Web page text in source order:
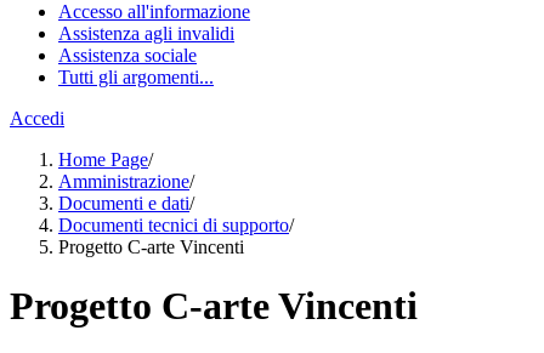
Accesso all'informazione
Assistenza agli invalidi
Assistenza sociale
Tutti gli argomenti...
Accedi
Home Page/
Amministrazione/
Documenti e dati/
Documenti tecnici di supporto/
Progetto C-arte Vincenti
Progetto C-arte Vincenti